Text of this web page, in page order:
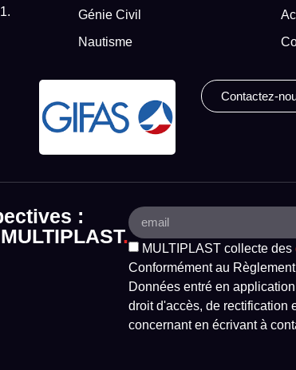
Génie Civil
Nautisme
Contactez-
:
.
MULTIPLAST collecte des
Conformément au
Données entré en
droit d'accès, de rectification
concernant en écrivant à